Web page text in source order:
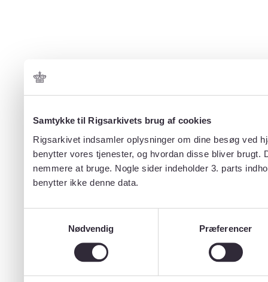
Samtykke til Rigsarkivets brug af cookies
Rigsarkivet indsamler oplysninger om dine besøg ved
benytter vores tjenester, og hvordan disse bliver
nemmere at bruge. Nogle sider indeholder 3. parts
benytter ikke denne data.
Nødvendig
Præferencer